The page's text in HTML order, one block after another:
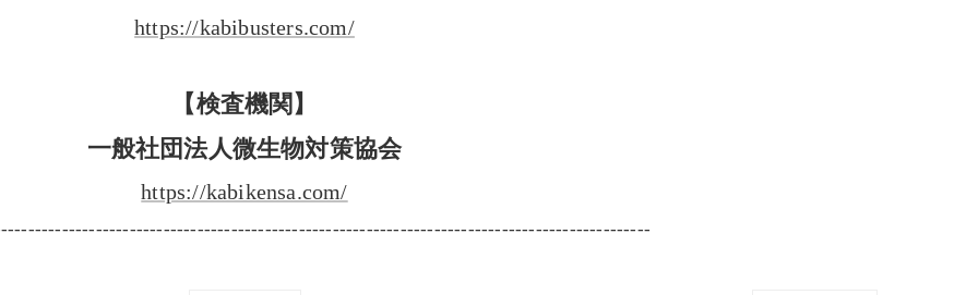
https://kabibusters.com/
【検査機関】
一般社団法人微生物対策協会
https://kabikensa.com/